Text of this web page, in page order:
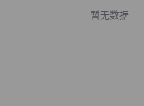
暂无数据